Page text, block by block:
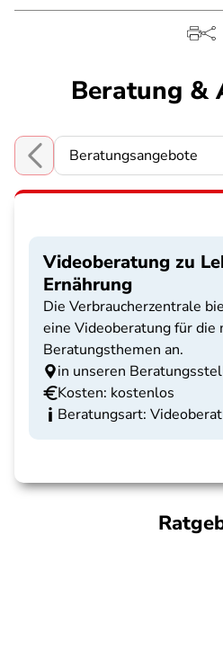
Beratung &
Choose a section
Videoberatung zu
Ernährung
Die Verbraucherzentrale
eine Videoberatung für die
Beratungsthemen an.
in unseren
Kosten: kostenlos
Beratungsart: